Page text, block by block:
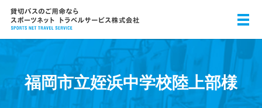
メ
福岡市立姪浜中学校陸上部様